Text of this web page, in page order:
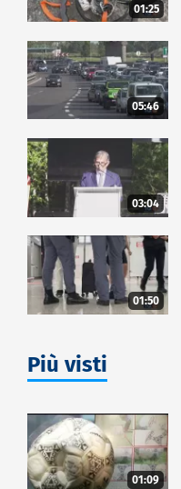
01:25
05:46
03:04
01:50
Più visti
01:09